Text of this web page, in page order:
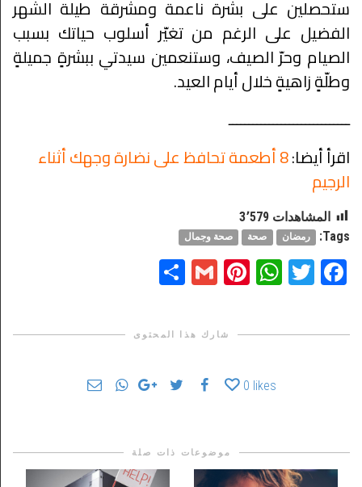
ستحصلين على بشرة ناعمة ومشرقة طيلة الشهر
الفضيل على الرغم من تغيّر أسلوب حياتك بسبب
الصيام وحرّ الصيف، وستنعمين سيدتي ببشرةٍ جميلةٍ
وطلّةٍ زاهيةٍ خلال أيام العيد.
ــــــــــــــــــــــــــــــ
اقرأ أيضا: 8 أطعمة تحافظ على نضارة وجهك أثناء
الرجيم
المشاهدات 3٬579
Tags:
رمضان صحة صحة وجمال
Facebook
Twitter
WhatsApp
Pinterest
Gmail
شارك هذا المحتوى
0 likes
موضوعات ذات صلة